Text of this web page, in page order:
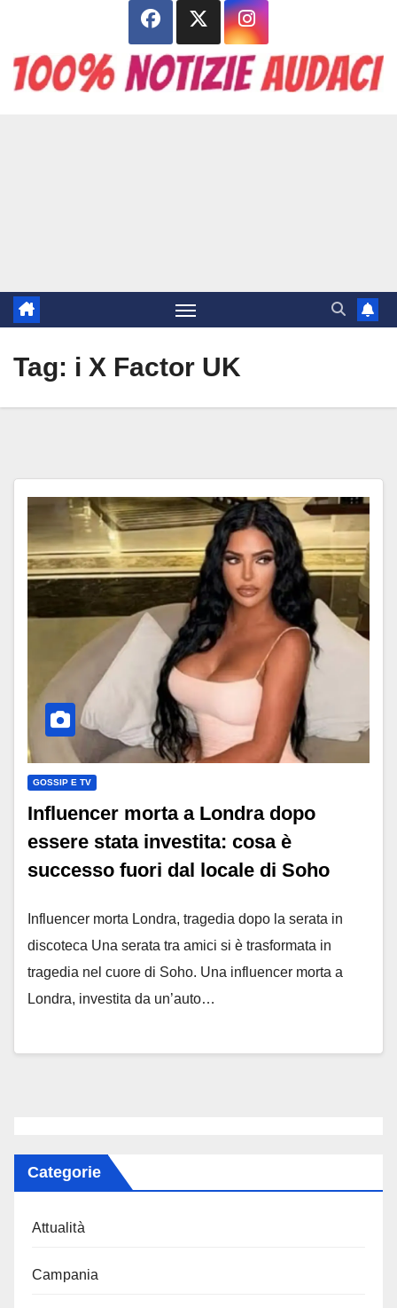
contenuto
Tag: i X Factor UK
GOSSIP E TV
Influencer morta a Londra dopo
essere stata investita: cosa è
successo fuori dal locale di Soho
Influencer morta Londra, tragedia dopo la serata in
discoteca Una serata tra amici si è trasformata in
tragedia nel cuore di Soho. Una influencer morta a
Londra, investita da un’auto…
Categorie
Attualità
Campania